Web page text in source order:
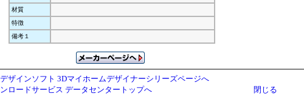
材質
特徴
備考１
ザインソフト 3Dマイホームデザイナーシリーズページへ
ロードサービス データセンタートップへ
閉じる